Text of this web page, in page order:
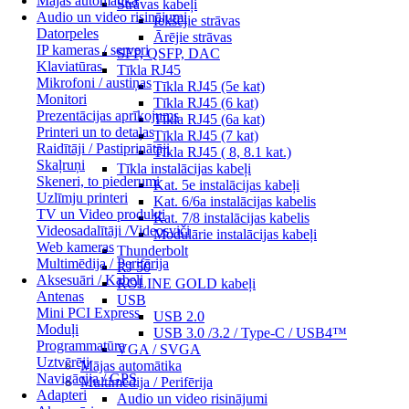
Audio un video risinājumi
Datorpeles
IP kameras / serveri
Klaviatūras
Mikrofoni / austiņas
Monitori
Prezentācijas aprīkojums
Printeri un to detaļas
Raidītāji / Pastiprinātāji
Skaļruņi
Skeneri, to piederumi
Uzlīmju printeri
TV un Video produkti
Videosadalītāji /Videosviči
Web kameras
Multimēdija / Perifērija
Aksesuāri / Kabeļi
Antenas
Mini PCI Express
Moduļi
Programmatūra
Uztvērēji
Navigācija / GPS
Adapteri
Strāvas kabeļi
Iekšējie strāvas
Ārējie strāvas
SFP, QSFP, DAC
Tīkla RJ45
Tīkla RJ45 (5e kat)
Tīkla RJ45 (6 kat)
Tīkla RJ45 (6a kat)
Tīkla RJ45 (7 kat)
Tīkla RJ45 ( 8, 8.1 kat.)
Tīkla instalācijas kabeļi
Kat. 5e instalācijas kabeļi
Kat. 6/6a instalācijas kabelis
Kat. 7/8 instalācijas kabelis
Modulārie instalācijas kabeļi
Thunderbolt
RJ 50
ROLINE GOLD kabeļi
USB
USB 2.0
USB 3.0 /3.2 / Type-C / USB4™
VGA / SVGA
Mājas automātika
Multimēdija / Perifērija
Audio un video risinājumi